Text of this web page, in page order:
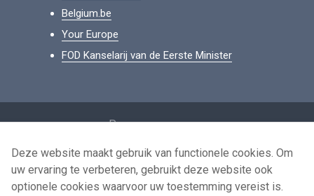
Belgium.be
Your Europe
FOD Kanselarij van de Eerste Minister
Persoonsgegevens
Voorwaarden voor het hergebruik
Contacteer ons
Deze website maakt gebruik van functionele cookies. Om
uw ervaring te verbeteren, gebruikt deze website ook
optionele cookies waarvoor uw toestemming vereist is.